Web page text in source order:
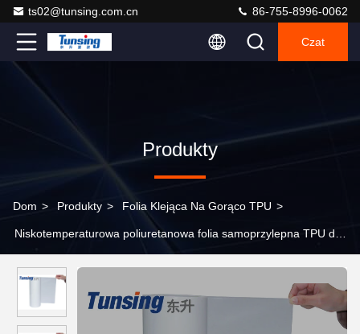
ts02@tunsing.com.cn 86-755-8996-0062
Czat
Produkty
Dom > Produkty > Folia Klejąca Na Gorąco TPU >
Niskotemperaturowa poliuretanowa folia samoprzylepna TPU do